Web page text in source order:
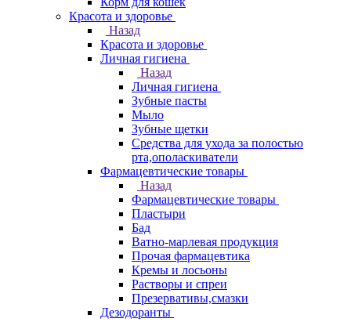
Красота и здоровье
Назад
Красота и здоровье
Личная гигиена
Назад
Личная гигиена
Зубные пасты
Мыло
Зубные щетки
Средства для ухода за полостью
рта,ополаскиватели
Фармацевтические товары
Назад
Фармацевтические товары
Пластыри
Бад
Ватно-марлевая продукция
Прочая фармацевтика
Кремы и лосьоны
Растворы и спреи
Презервативы,смазки
Дезодоранты